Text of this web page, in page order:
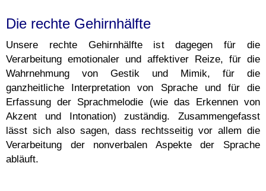
Die rechte Gehirnhälfte
Unsere rechte Gehirnhälfte ist dagegen für die
Verarbeitung emotionaler und affektiver Reize, für die
Wahrnehmung von Gestik und Mimik, für die
ganzheitliche Interpretation von Sprache und für die
Erfassung der Sprachmelodie (wie das Erkennen von
Akzent und Intonation) zuständig. Zusammengefasst
lässt sich also sagen, dass rechtsseitig vor allem die
Verarbeitung der nonverbalen Aspekte der Sprache
abläuft.